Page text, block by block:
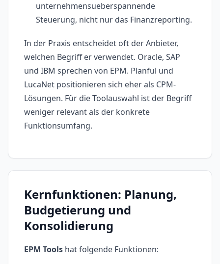
unternehmensueberspannende
Steuerung, nicht nur das Finanzreporting.
In der Praxis entscheidet oft der Anbieter,
welchen Begriff er verwendet. Oracle, SAP
und IBM sprechen von EPM. Planful und
LucaNet positionieren sich eher als CPM-
Lösungen. Für die Toolauswahl ist der Begriff
weniger relevant als der konkrete
Funktionsumfang.
Kernfunktionen: Planung,
Budgetierung und
Konsolidierung
EPM Tools hat folgende Funktionen: